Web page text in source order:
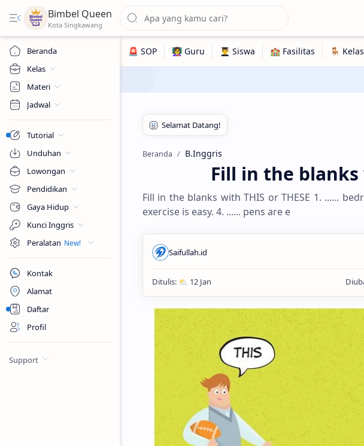
Bimbel Queen
Beranda
Kelas
Materi
Jadwal
Tutorial
Unduhan
Lowongan
Pendidikan
Gaya Hidup
Kunci Inggris
Peralatan
Kontak
Alamat
Daftar
Profil
Support
Beranda B.Inggris
Fill in the blanks
Fill in the blanks with THIS or THESE 1. ......
exercise is easy. 4. ...... pens are e